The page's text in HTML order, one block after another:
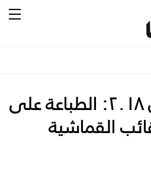
المخيّم الشتوي ٢٠١٨: الطباعة على
القماشية